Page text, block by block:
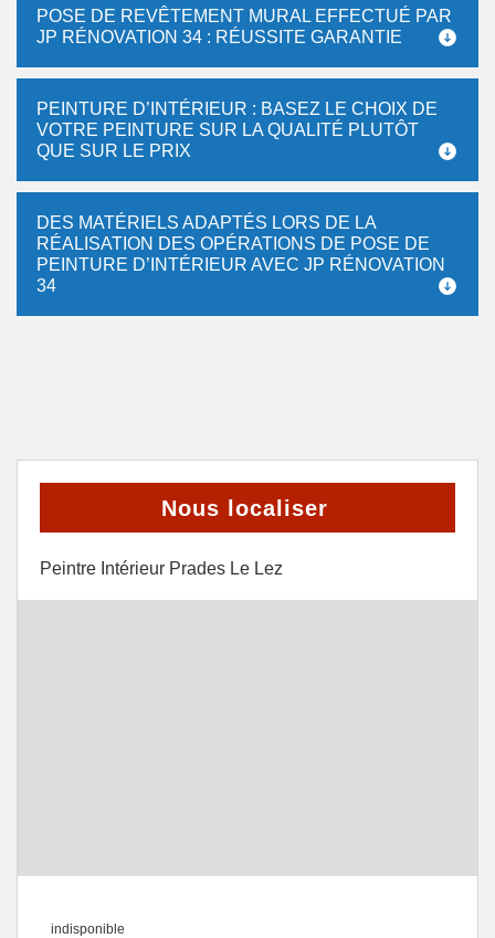
POSE DE REVÊTEMENT MURAL EFFECTUÉ PAR
JP RÉNOVATION 34 : RÉUSSITE GARANTIE
PEINTURE D’INTÉRIEUR : BASEZ LE CHOIX DE
VOTRE PEINTURE SUR LA QUALITÉ PLUTÔT
QUE SUR LE PRIX
DES MATÉRIELS ADAPTÉS LORS DE LA
RÉALISATION DES OPÉRATIONS DE POSE DE
PEINTURE D’INTÉRIEUR AVEC JP RÉNOVATION
34
Nous localiser
Peintre Intérieur Prades Le Lez
indisponible